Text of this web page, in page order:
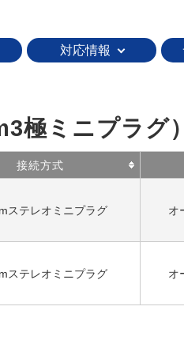
対応情報
極ミニプラグ
接続方式
ステレオミニプラグ オ
ステレオミニプラグ オ